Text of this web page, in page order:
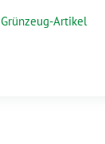
Grünzeug-Artikel